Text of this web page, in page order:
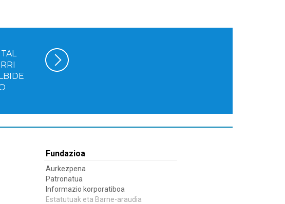
Fundazioa
Aurkezpena
Patronatua
Informazio korporatiboa
Estatutuak eta Barne-araudia